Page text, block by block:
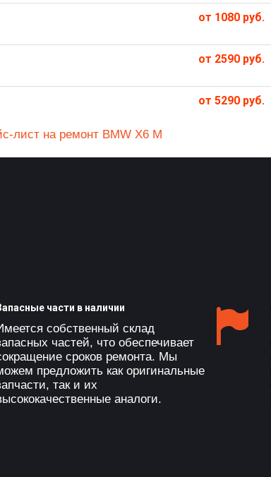
от 1080 руб.
от 2590 руб.
от 5290 руб.
лист на ремонт BMW X6 M
части в наличии
собственный склад
частей, что обеспечивает
сроков ремонта. Мы
предложить как оригинальные
так и их
аналоги.